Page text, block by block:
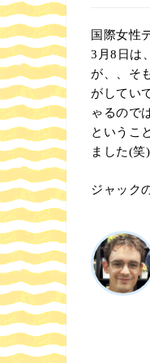
国際女性
3月8日は
が、、そ
がしてい
ゃるので
というこ
ました(笑)
ジャック